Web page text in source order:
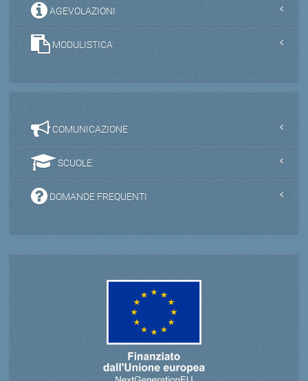
AGEVOLAZIONI
MODULISTICA
COMUNICAZIONE
SCUOLE
DOMANDE FREQUENTI